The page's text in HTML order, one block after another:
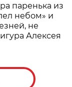
паренька из
небом» и
не
Алексея